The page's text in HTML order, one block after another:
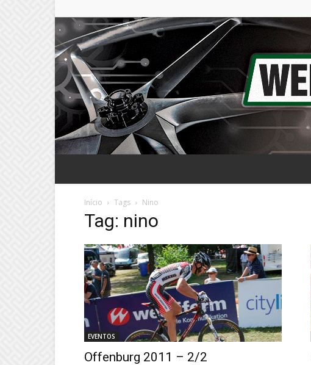
Início Tags Nino
Tag: nino
EVENTOS
Offenburg 2011 – 2/2